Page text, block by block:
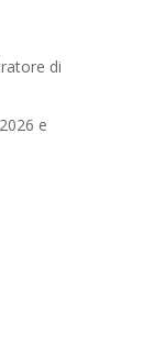
di
e